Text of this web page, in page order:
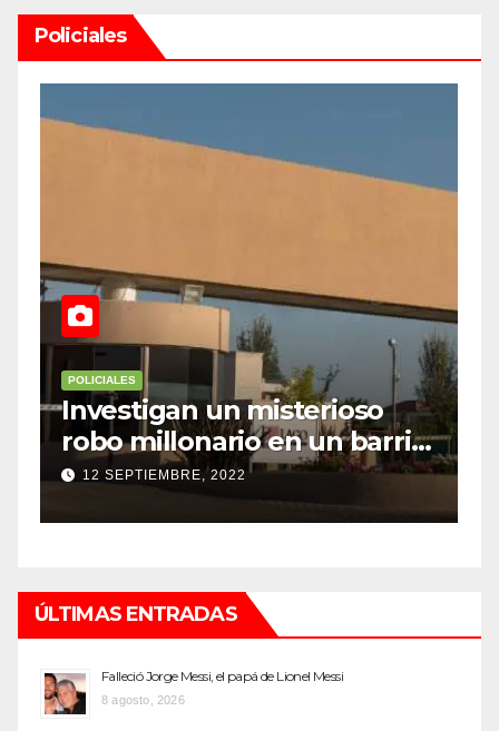
Policiales
POLICIALES
Investigan un misterioso
robo millonario en un barrio
top de Maipú
12 SEPTIEMBRE, 2022
ÚLTIMAS ENTRADAS
Falleció Jorge Messi, el papá de Lionel Messi
8 agosto, 2026